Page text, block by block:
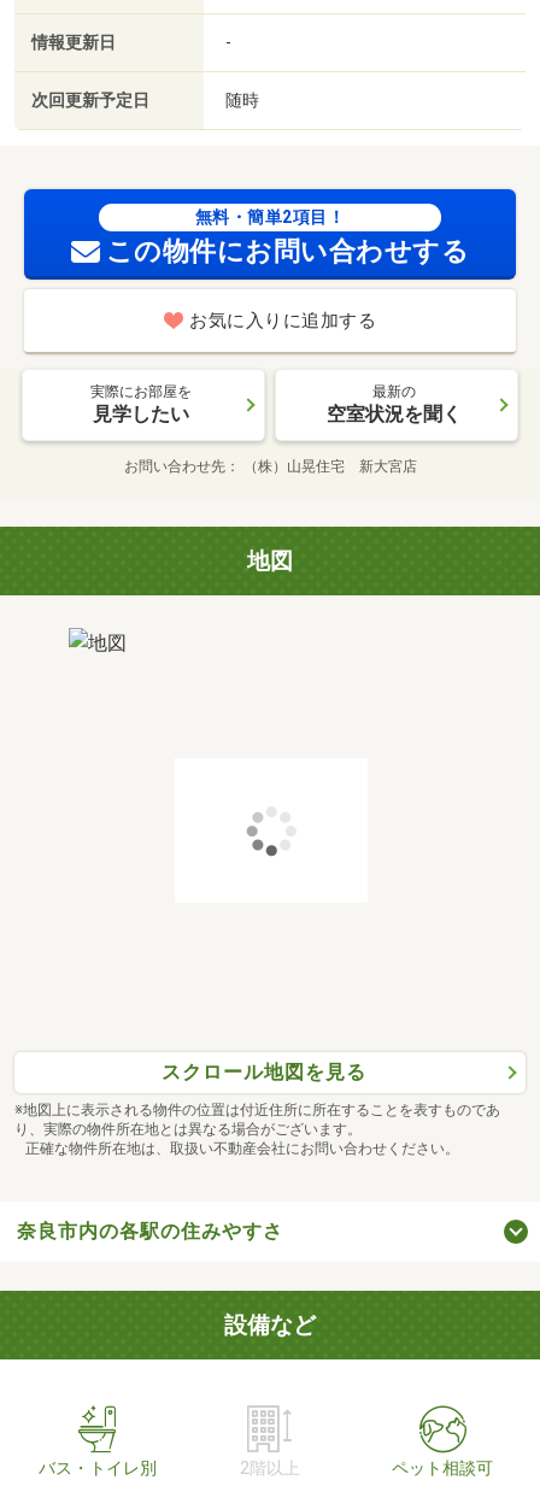
情報更新日 -
次回更新予定日 随時
無料・簡単2項目！
この物件にお問い合わせする
お気に入りに追加する
実際にお部屋を
見学したい
最新の
空室状況を聞く
お問い合わせ先 （株）山晃住宅 新大宮店
地図
スクロール地図を見る
※地図上に表示される物件の位置は付近住所に所在することを表すものであ
り、実際の物件所在地とは異なる場合がございます。
正確な物件所在地は、取扱い不動産会社にお問い合わせください。
奈良市内の各駅の住みやすさ
設備など
バス・トイレ別 2階以上 ペット相談可